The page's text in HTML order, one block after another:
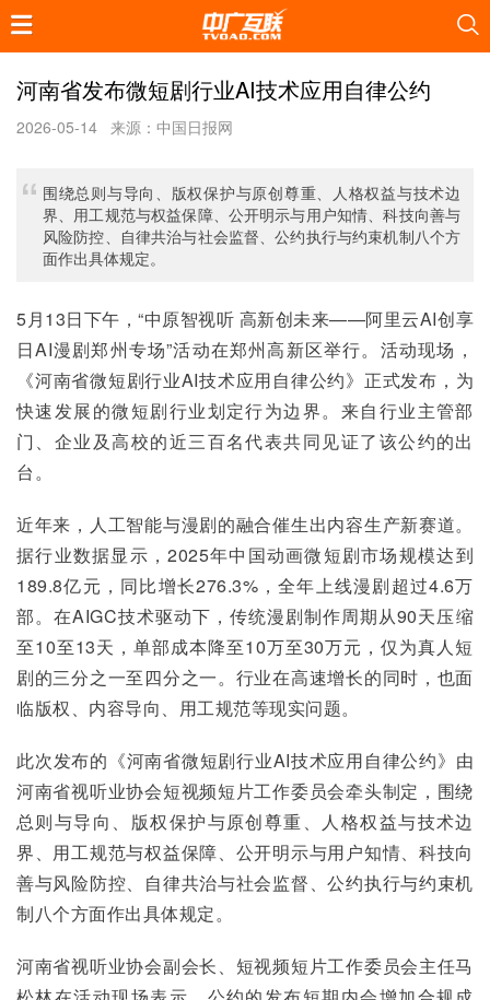
河南省发布微短剧行业AI技术应用自律公约
2026-05-14 来源：中国日报网
围绕总则与导向、版权保护与原创尊重、人格权益与技术边
界、用工规范与权益保障、公开明示与用户知情、科技向善与
风险防控、自律共治与社会监督、公约执行与约束机制八个方
面作出具体规定。
5月13日下午，“中原智视听 高新创未来——阿里云AI创享
日AI漫剧郑州专场”活动在郑州高新区举行。活动现场，
《河南省微短剧行业AI技术应用自律公约》正式发布，为
快速发展的微短剧行业划定行为边界。来自行业主管部
门、企业及高校的近三百名代表共同见证了该公约的出
台。
近年来，人工智能与漫剧的融合催生出内容生产新赛道。
据行业数据显示，2025年中国动画微短剧市场规模达到
189.8亿元，同比增长276.3%，全年上线漫剧超过4.6万
部。在AIGC技术驱动下，传统漫剧制作周期从90天压缩
至10至13天，单部成本降至10万至30万元，仅为真人短
剧的三分之一至四分之一。行业在高速增长的同时，也面
临版权、内容导向、用工规范等现实问题。
此次发布的《河南省微短剧行业AI技术应用自律公约》由
河南省视听业协会短视频短片工作委员会牵头制定，围绕
总则与导向、版权保护与原创尊重、人格权益与技术边
界、用工规范与权益保障、公开明示与用户知情、科技向
善与风险防控、自律共治与社会监督、公约执行与约束机
制八个方面作出具体规定。
河南省视听业协会副会长、短视频短片工作委员会主任马